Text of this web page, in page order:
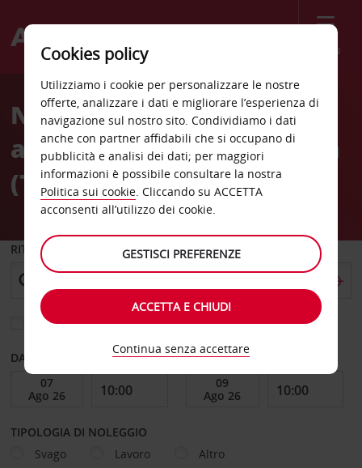
Menù
Welcome
AvisNoleggio auto
all'Aeroporto di Tamworth
(TMW)
RITIRO DA
Scegli una località di riconsegna diversa
DAL GIORNO AL GIORNO
TIPOLOGIA DI NOLEGGIO
Svago
Lavoro Altro
Cookies policy
Utilizziamo i cookie per personalizzare le nostre
offerte, analizzare i dati e migliorare l’esperienza di
navigazione sul nostro sito. Condividiamo i dati
anche con partner affidabili che si occupano di
pubblicità e analisi dei dati; per maggiori
informazioni è possibile consultare la nostra
Politica sui cookie. Cliccando su ACCETTA
acconsenti all’utilizzo dei cookie.
GESTISCI PREFERENZE
ACCETTA E CHIUDI
Continua senza accettare